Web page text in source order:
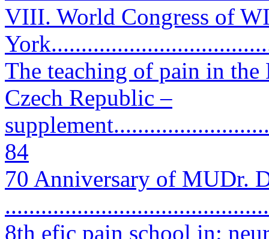
VIII. World Congress of
The teaching of pain in
Czech Republic –
84
70 Anniversary of MUDr.
8th efic pain school in: